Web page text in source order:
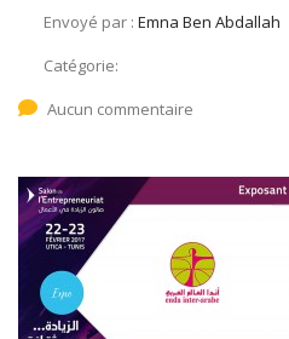
Envoyé par : Emna Ben Abdallah
Catégorie:
Aucun commentaire